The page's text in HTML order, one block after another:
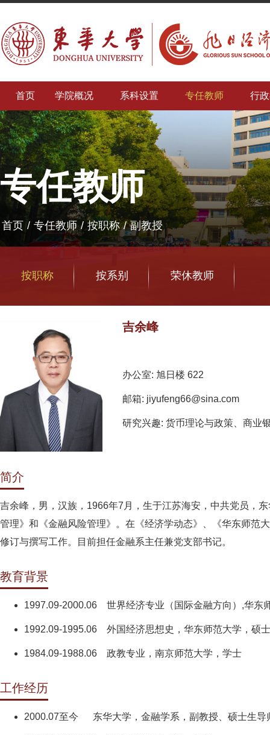
首页 学院概况 系科设置 专任教师 行
专任教师
首页 / 专任教师 / 按职称 / 副教授
按职称 按系别 荣休教师
吉余峰
办公室: 旭日楼 622
邮箱: jiyufeng66@sina.com
研究兴趣: 货币理论与政策、商业
简介
吉余峰，男，汉族，1966年7月，生于江苏海安，中共党员，
管理》和《金融风险管理》。在《经济学动态》、《华东师范
修订与撰写工作。目前担任金融系主任兼党支部书记。
教育背景
1997.09-2000.06 世界经济专业（国际金融方向）,华东
1992.09-1995.06 外国经济思想史，华东师范大学，硕士
1984.09-1988.06 政教专业，南京师范大学，学士
工作经历
2000.07至今 东华大学，金融学系，副教授、硕士生导